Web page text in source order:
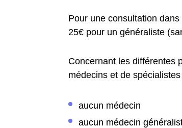
Pour une consultation
25€ pour un généraliste
Concernant les différentes
médecins et de
aucun médecin
aucun médecin